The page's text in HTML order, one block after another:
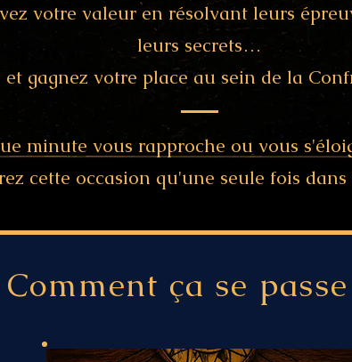
votre valeur en résolvant leurs
leurs secrets…
et gagnez votre place au sein de la
minute vous rapproche ou vous
cette occasion qu'une seule fois
Comment ça se passe